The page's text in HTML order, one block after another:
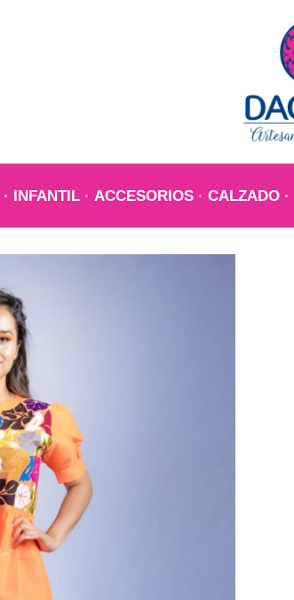
INFANTIL ACCESORIOS CALZADO